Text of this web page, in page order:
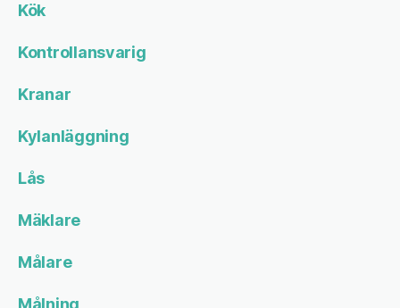
Kök
Kontrollansvarig
Kranar
Kylanläggning
Lås
Mäklare
Målare